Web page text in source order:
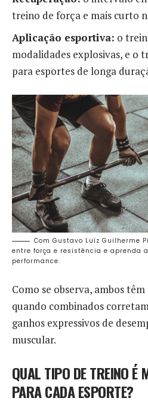
treino de força e mais curto
Aplicação esportiva: o
modalidades explosivas, e o
para esportes de longa
Com Gustavo Luíz Guilherme
entre força e resistência e aprenda
performance.
Como se observa, ambos
quando combinados
ganhos expressivos de
muscular.
QUAL TIPO DE TREINO É
PARA CADA ESPORTE?